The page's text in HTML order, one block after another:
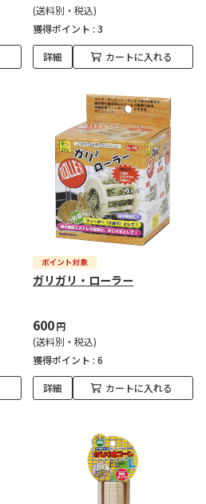
(送料別・税込)
獲得ポイント : 3
詳細 カートに入れる
ガリガリ・ローラー
600円
(送料別・税込)
獲得ポイント : 6
詳細 カートに入れる